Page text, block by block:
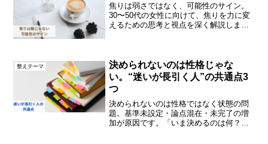
焦りは弱さではなく、可能性のサイン。
30〜50代の女性に向けて、焦りを力に変
えるための思考と視点を深く解説しま
整えテーマ
決められないのは性格じゃな
い。“迷いが長引く人”の共通点3
つ
決められないのは性格ではなく状態の問
題。基準未設定・論点混在・未完了の増
加が原因です。「いま決めるのは何？」